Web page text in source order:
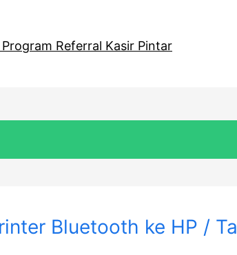
Referral Kasir Pintar
Bluetooth ke HP /